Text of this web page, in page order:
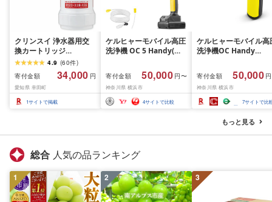
クリンスイ 浄水器用交
換カートリッジ
HUC17021 アンダーシ
ンクタイプ PFAS除去確
認済 水 お水 家庭用 ろ過
交換カートリッジ カー
トリッジ キッチン 新生
4.9 (60件)
寄付金額
34,000 円
愛知県 幸田町
1サイトで掲載
ケルヒャーモバイル高圧
洗浄機 OC 5 Handy(ハ
寄付金額 50,000 円〜
神奈川県 横浜市
4サイトで比較
ケルヒャーモバイル高
洗浄機OC Handy
神奈川県 横浜市 生活
電 日用品 人気 おすす
送料無料 掃除 便利 コ
パクト 高圧洗浄機 ポ
タブル清掃 泡洗浄 家
ラク ベランダ掃除
寄付金額 50,000
神奈川県 横浜市
7サイトで比
もっと見る
総合 人気の品ランキング
1 2 3